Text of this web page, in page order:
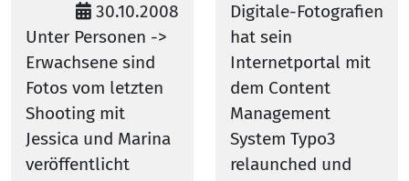
30.10.2008
Unter Personen ->
Erwachsene sind
Fotos vom letzten
Shooting mit
Jessica und Marina
veröffentlicht
Digitale-Fotografien
hat sein
Internetportal mit
dem Content
Management
System Typo3
relaunched und